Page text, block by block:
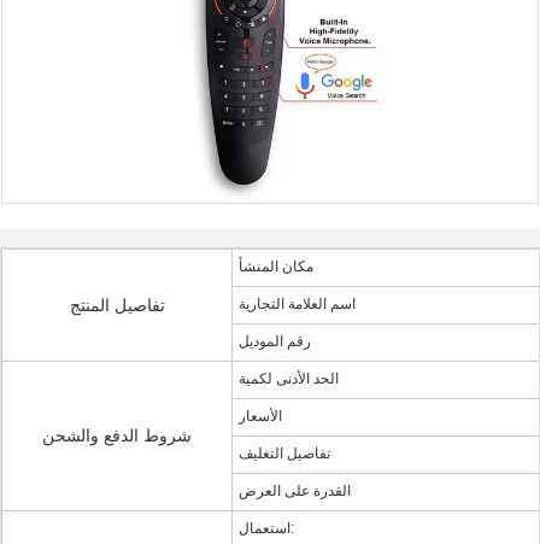
تفاصيل المنتج
مكان المنشأ
اسم العلامة التجارية
رقم الموديل
شروط الدفع والشحن
الحد الأدنى لكمية
الأسعار
تفاصيل التغليف
القدرة على العرض
استعمال: